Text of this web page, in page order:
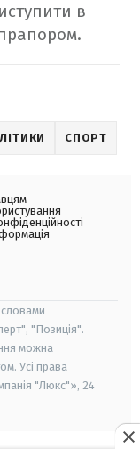
в
СПОРТ
словами
"Позиція".
можна
Усі права
"Люкс"», 24